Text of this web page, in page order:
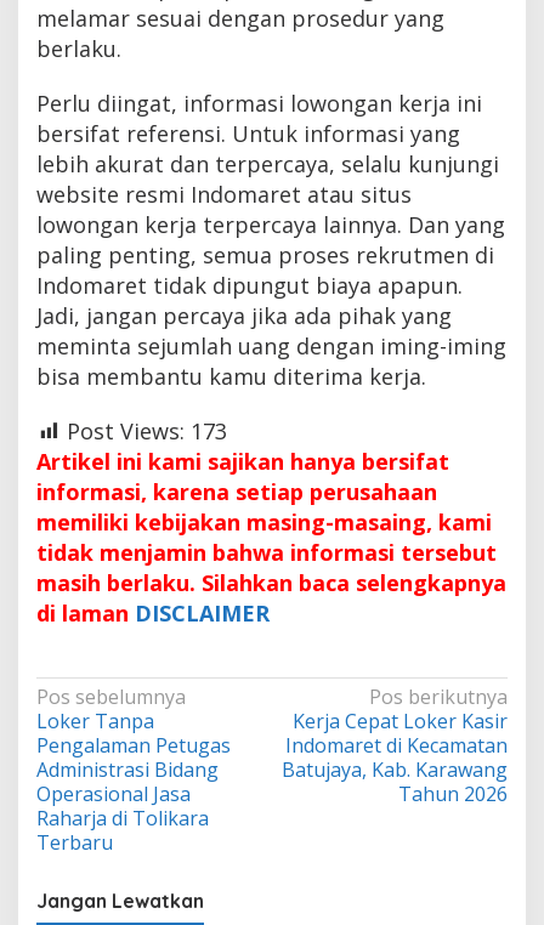
melamar sesuai dengan prosedur yang
berlaku.
Perlu diingat, informasi lowongan kerja ini
bersifat referensi. Untuk informasi yang
lebih akurat dan terpercaya, selalu kunjungi
website resmi Indomaret atau situs
lowongan kerja terpercaya lainnya. Dan yang
paling penting, semua proses rekrutmen di
Indomaret tidak dipungut biaya apapun.
Jadi, jangan percaya jika ada pihak yang
meminta sejumlah uang dengan iming-iming
bisa membantu kamu diterima kerja.
Post Views: 173
Artikel ini kami sajikan hanya bersifat
informasi, karena setiap perusahaan
memiliki kebijakan masing-masaing, kami
tidak menjamin bahwa informasi tersebut
masih berlaku. Silahkan baca selengkapnya
di laman DISCLAIMER
Navigasi
pos
Pos sebelumnya
Loker Tanpa
Pengalaman Petugas
Administrasi Bidang
Operasional Jasa
Raharja di Tolikara
Terbaru
Pos berikutnya
Kerja Cepat Loker Kasir
Indomaret di Kecamatan
Batujaya, Kab. Karawang
Tahun 2026
Jangan Lewatkan